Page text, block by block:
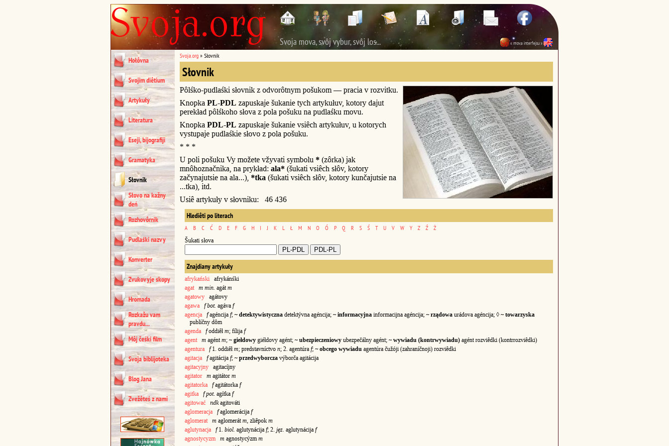
Svoja mova, svôj vybur, svôj los... « mova interfejsu »
Hołôvna
Svojim diêtium
Artykuły
Literatura
Eseji, bijografiji
Gramatyka
Słovnik
Słovo na kažny
deń
Rozhovôrnik
Pudlaśki nazvy
Konverter
Zvukovyje skopy
Hromada
Rozkažu vam
pravdu...
Môj čeśki film
Svoja biblijoteka
Blog Jana
Zvežêteś z nami
Svoja.org » Słovnik
Słovnik
Pôlśko-pudlaśki słovnik z odvorôtnym pošukom — pracia v rozvitku.
Knopka PL-PDL zapuskaje šukanie tych artykułuv, kotory dajut
perekład pôlśkoho słova z pola pošuku na pudlaśku movu.
Knopka PDL-PL zapuskaje šukanie vsiêch artykułuv, u kotorych
vystupaje pudlaśkie słovo z pola pošuku.
* * *
U poli pošuku Vy možete vžyvati symbolu * (zôrka) jak
mnôhoznačnika, na prykład: ala* (šukati vsiêch słôv, kotory
začynajutsie na ala...), *tka (šukati vsiêch słôv, kotory kunčajutsie na
...tka), itd.
Usiê artykuły v słovniku: 46 436
Hlediêti po literach
A B C Ć D E F G H I J K L Ł M N O Ó P Q R S Ś T U V W Y Z Ź Ż
Šukati słova
Znajdiany artykuły
afrykański afrykánśki
agat
m min. agát m
agatowy agátovy
agawa
f bot. agáva f
agencja
fagéncija f; ~ detektywistyczna detektývna agéncija; ~ informacyjna informacijna agéncija; ~ rządowa urádova agéncija; ◊ ~ towarzyska
publíčny dôm
agenda
foddiêłm; fílija f
agent
m agént m; ~ giełdowy giéłdovy agént; ~ ubezpieczeniowy ubezpečálny agént; ~ wywiadu (kontrwywiadu) agént rozviêdki (kontrrozviêdki)
agentura
f1. oddiêłm; predstavníctvo n; 2. agentúra f; ~ obcego wywiadu agentúra čužóji (zahraníčnoji) rozviêdki
agitacja
fagitácija f; ~ przedwyborcza výborča agitácija
agitacyjny agitacíjny
agitator
m agitátor m
agitatorka
fagitátorka f
agitka
f pot. agítka f
agitować
ndkagitováti
aglomeracja
faglomerácija f
aglomerat
m aglomerát m , zliêpok m
aglutynacja
f1. biol. aglutynácija f; 2. jęz. aglutynácija f
agnostycyzm
m agnostycýzm m